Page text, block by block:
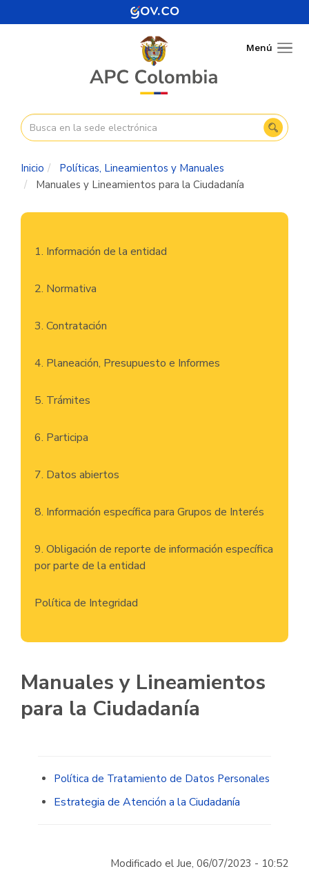
al
Menú
Inicio
Políticas, Lineamientos y Manuales
Manuales y Lineamientos para la Ciudadanía
principal
1. Información de la entidad
2. Normativa
3. Contratación
4. Planeación, Presupuesto e Informes
5. Trámites
6. Participa
7. Datos abiertos
8. Información específica para Grupos de Interés
9. Obligación de reporte de información específica
por parte de la entidad
Política de Integridad
Manuales y Lineamientos
para la Ciudadanía
Política de Tratamiento de Datos Personales​
Estrategia de Atención a la Ciudadanía
Modificado el Jue, 06/07/2023 - 10:52